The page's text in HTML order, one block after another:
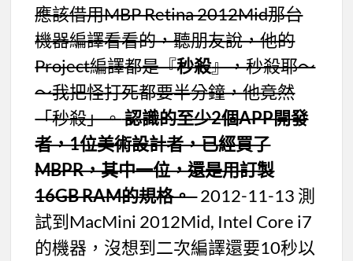
應該借用MBP Retina 2012Mid那台
機器編譯看看的，聽朋友說，他的
Project編譯都是『秒殺』，秒殺耶～
～我把怪打死都要半分鐘，他竟然
「秒殺」。認識的至少2個APP開發
者，1位美術設計者，已經買了
MBPR，其中一位，還是用訂製
16GB RAM的規格。2012-11-13 測
試到MacMini 2012Mid, Intel Core i7
的機器，沒想到二次編譯還要10秒以